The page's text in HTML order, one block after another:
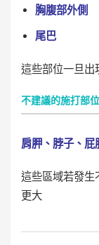
胸腹部外側
尾巴
這些部位一旦出
不建議的施打部位
肩胛、脖子、屁
這些區域若發生
更大